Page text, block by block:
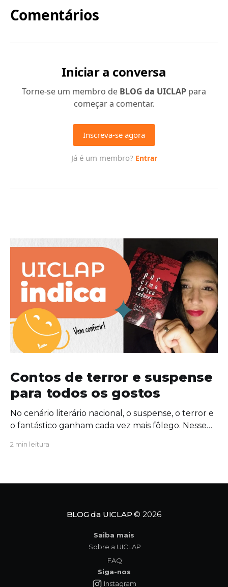
Contos de terror e suspense
para todos os gostos
No cenário literário nacional, o suspense, o terror e
o fantástico ganham cada vez mais fôlego. Nesse
primeira coletânea de contos do gênero: Por cima
sombras da
2 min leitura
BLOG da UICLAP © 2026
Saiba mais
Sobre a UICLAP
FAQ
Siga-nos
Instagram